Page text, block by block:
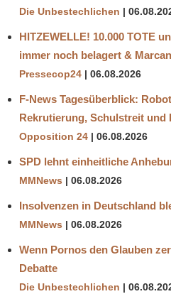
Die Unbestechlichen
HITZEWELLE! 10.000 TOTE
immer noch belagert &
Pressecop24 06.08.2026
F-News Tagesüberblick:
Rekrutierung, Schulstreit und
Opposition 24 06.08.2026
SPD lehnt einheitliche
MMNews 06.08.2026
Insolvenzen in Deutschland
MMNews 06.08.2026
Wenn Pornos den Glauben
Debatte
Die Unbestechlichen